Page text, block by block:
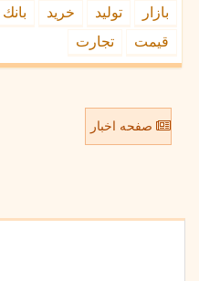
بازار تولید خرید بانك
قیمت
تجارت
صفحه اخبار